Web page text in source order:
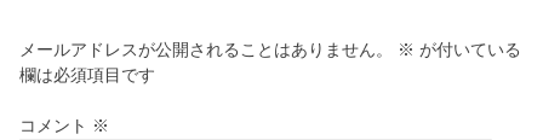
メールアドレスが公開されることはありません。 ※ が付いている
欄は必須項目です
コメント ※